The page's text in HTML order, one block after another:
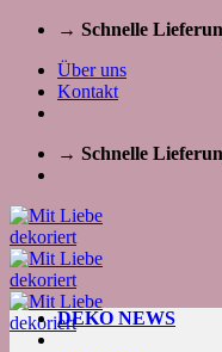
Zum
springen
→ Schnelle
Über uns
Kontakt
→ Schnelle
DEKO NEWS